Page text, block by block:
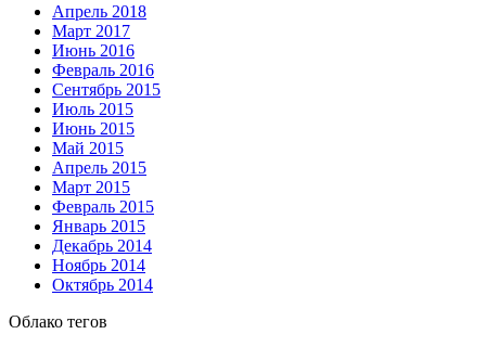
Апрель 2018
Март 2017
Июнь 2016
Февраль 2016
Сентябрь 2015
Июль 2015
Июнь 2015
Май 2015
Апрель 2015
Март 2015
Февраль 2015
Январь 2015
Декабрь 2014
Ноябрь 2014
Октябрь 2014
Облако тегов